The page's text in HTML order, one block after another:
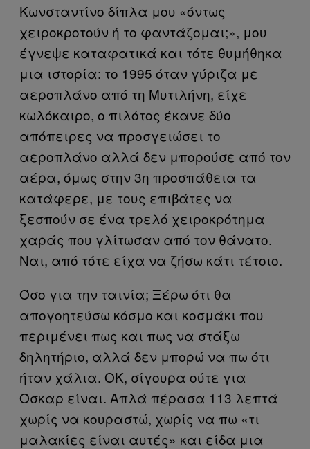
Κωνσταντίνο δίπλα μου «όντως
χειροκροτούν ή το φαντάζομαι;», μου
έγνεψε καταφατικά και τότε θυμήθηκα
μια ιστορία: το 1995 όταν γύριζα με
αεροπλάνο από τη Μυτιλήνη, είχε
κωλόκαιρο, ο πιλότος έκανε δύο
απόπειρες να προσγειώσει το
αεροπλάνο αλλά δεν μπορούσε από τον
αέρα, όμως στην 3η προσπάθεια τα
κατάφερε, με τους επιβάτες να
ξεσπούν σε ένα τρελό χειροκρότημα
χαράς που γλίτωσαν από τον θάνατο.
Ναι, από τότε είχα να ζήσω κάτι τέτοιο.
Όσο για την ταινία; Ξέρω ότι θα
απογοητεύσω κόσμο και κοσμάκι που
περιμένει πως και πως να στάξω
δηλητήριο, αλλά δεν μπορώ να πω ότι
ήταν χάλια. ΟΚ, σίγουρα ούτε για
Όσκαρ είναι. Απλά πέρασα 113 λεπτά
χωρίς να κουραστώ, χωρίς να πω «τι
μαλακίες είναι αυτές» και είδα μια